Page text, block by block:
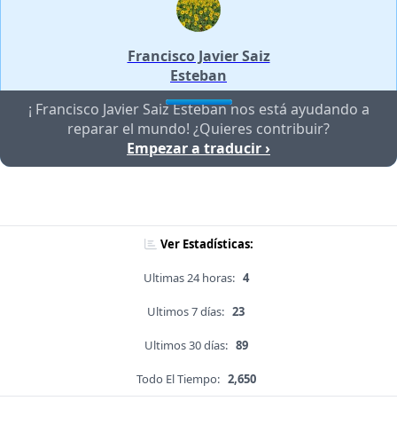
Francisco Javier Saiz
Esteban
¡ Francisco Javier Saiz Esteban nos está ayudando a
reparar el mundo! ¿Quieres contribuir?
Empezar a traducir ›
Ver Estadísticas:
Ultimas 24 horas: 4
Ultimos 7 días: 23
Ultimos 30 días: 89
Todo El Tiempo: 2,650